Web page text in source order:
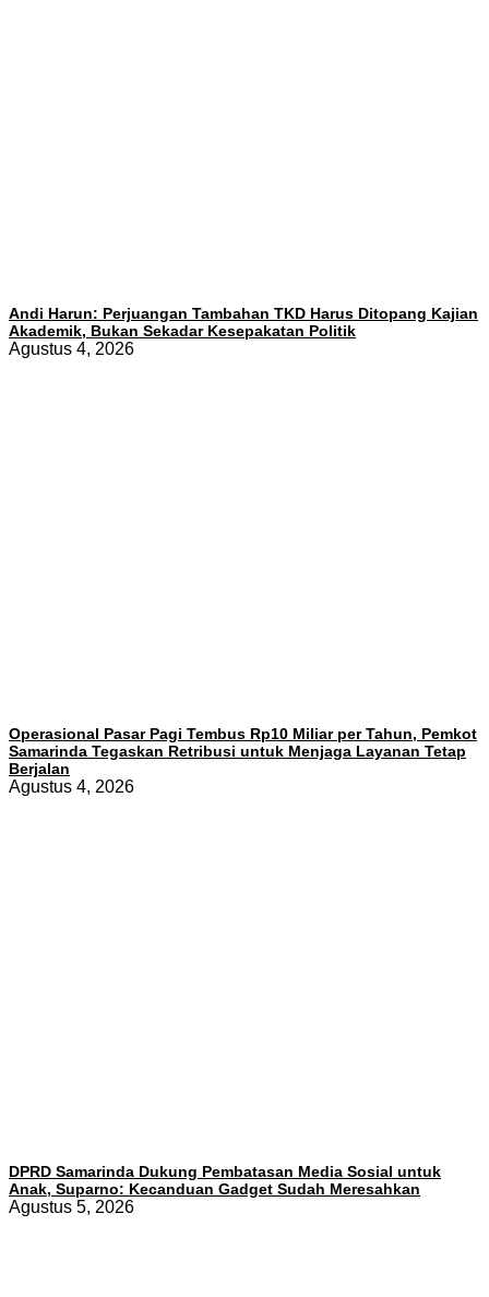
Andi Harun: Perjuangan Tambahan TKD Harus Ditopang Kajian
Akademik, Bukan Sekadar Kesepakatan Politik
Agustus 4, 2026
Operasional Pasar Pagi Tembus Rp10 Miliar per Tahun, Pemkot
Samarinda Tegaskan Retribusi untuk Menjaga Layanan Tetap
Berjalan
Agustus 4, 2026
DPRD Samarinda Dukung Pembatasan Media Sosial untuk
Anak, Suparno: Kecanduan Gadget Sudah Meresahkan
Agustus 5, 2026